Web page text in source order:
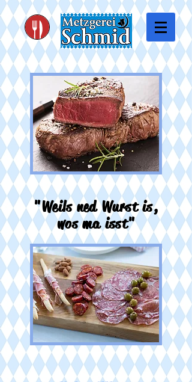
"Weils ned Wurst is,
wos ma isst"